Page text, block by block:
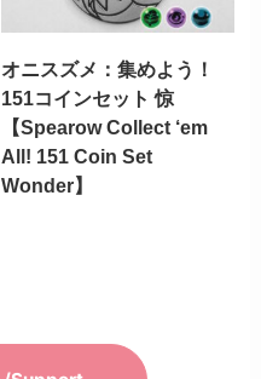
オニスズメ：集めよう！
151コインセット 惊
【Spearow Collect ‘em
All! 151 Coin Set
Wonder】